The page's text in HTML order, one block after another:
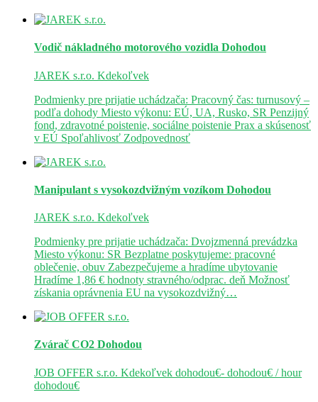
Vodič nákladného motorového vozidla Dohodou
JAREK s.r.o. Kdekoľvek
Podmienky pre prijatie uchádzača: Pracovný čas: turnusový –
podľa dohody Miesto výkonu: EÚ, UA, Rusko, SR Penzijný
fond, zdravotné poistenie, sociálne poistenie Prax a skúsenosť
v EÚ Spoľahlivosť Zodpovednosť
Manipulant s vysokozdvižným vozíkom Dohodou
JAREK s.r.o. Kdekoľvek
Podmienky pre prijatie uchádzača: Dvojzmenná prevádzka
Miesto výkonu: SR Bezplatne poskytujeme: pracovné
oblečenie, obuv Zabezpečujeme a hradíme ubytovanie
Hradíme 1,86 € hodnoty stravného/odprac. deň Možnosť
získania oprávnenia EU na vysokozdvižný…
Zvárač CO2 Dohodou
JOB OFFER s.r.o. Kdekoľvek dohodou€- dohodou€ / hour
dohodou€